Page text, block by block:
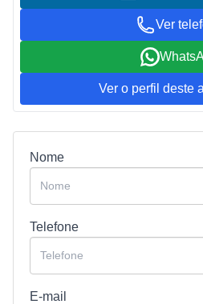
Ver
Ver o perfil deste
Nome
Telefone
E-mail